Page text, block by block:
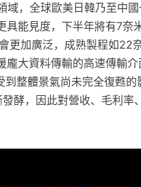
域，全球歐美日韓乃至中
能見度，下半年將有7奈
更加廣泛，成熟製程如22
大資料傳輸的高速傳輸
整體景氣尚未完全復甦的
酵，因此對營收、毛利率